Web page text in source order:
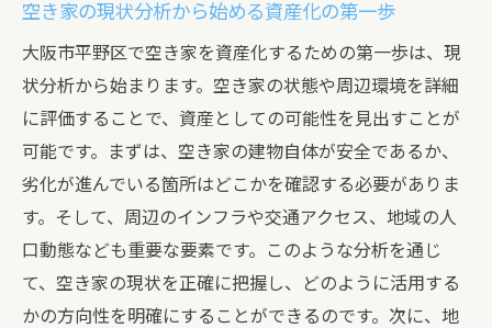
持続可能な空き家の活用方法を探る
大阪市平野区で空き家を資産に変えるための革
新的アプローチ
最新技術を駆使した空き家のリノベーショ
ン事例
空き家を活用したサステナブルなビジネス
モデル
空き家の現状分析から始める資産化の第一歩
大阪市平野区で空き家を資産化するための第一歩は、現
状分析から始まります。空き家の状態や周辺環境を詳細
に評価することで、資産としての可能性を見出すことが
可能です。まずは、空き家の建物自体が安全であるか、
劣化が進んでいる箇所はどこかを確認する必要がありま
す。そして、周辺のインフラや交通アクセス、地域の人
口動態なども重要な要素です。このような分析を通じ
て、空き家の現状を正確に把握し、どのように活用する
かの方向性を明確にすることができるのです。次に、地